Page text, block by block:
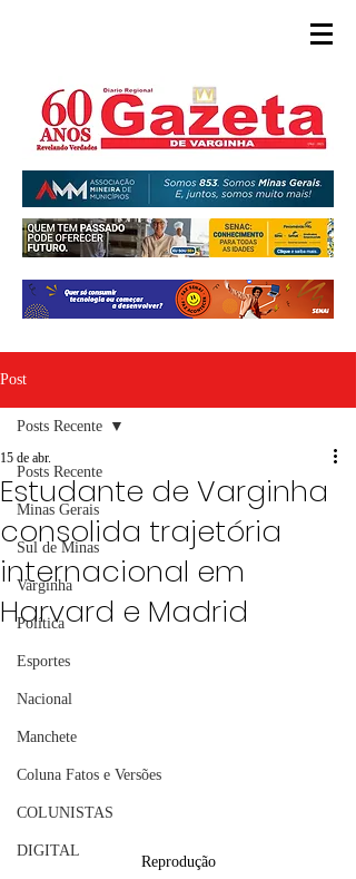
Post
Posts Recente
Minas Gerais
Sul de Minas
Varginha
Política
Esportes
Nacional
Manchete
Coluna Fatos e Versões
COLUNISTAS
DIGITAL
Posts Recente
Estudante de Varginha
consolida trajetória
internacional em
Harvard e Madrid
15 de abr.
Reprodução